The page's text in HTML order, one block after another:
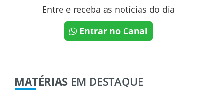
Entre e receba as notícias do dia
Entrar no Canal
MATÉRIAS EM DESTAQUE